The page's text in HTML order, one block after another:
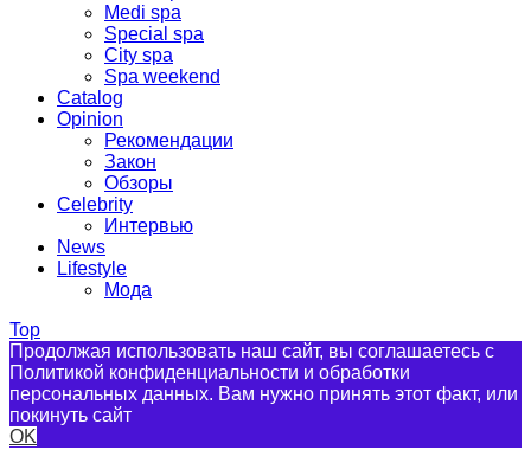
Medi spa
Special spa
City spa
Spa weekend
Catalog
Opinion
Рекомендации
Закон
Обзоры
Celebrity
Интервью
News
Lifestyle
Мода
Top
Продолжая использовать наш сайт, вы соглашаетесь с
Политикой конфиденциальности и обработки
персональных данных. Вам нужно принять этот факт, или
покинуть сайт
OK